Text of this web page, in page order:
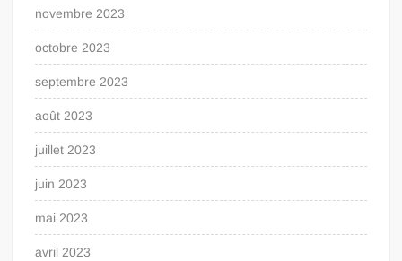
novembre 2023
octobre 2023
septembre 2023
août 2023
juillet 2023
juin 2023
mai 2023
avril 2023